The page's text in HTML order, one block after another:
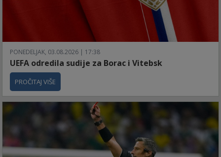
PONEDELJAK, 03.08.2026 | 17:38
UEFA odredila sudije za Borac i Vitebsk
PROČITAJ VIŠE